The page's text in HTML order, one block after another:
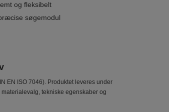
og fleksibelt
søgemodul
EN ISO 7046). Produktet leveres under
tekniske egenskaber og